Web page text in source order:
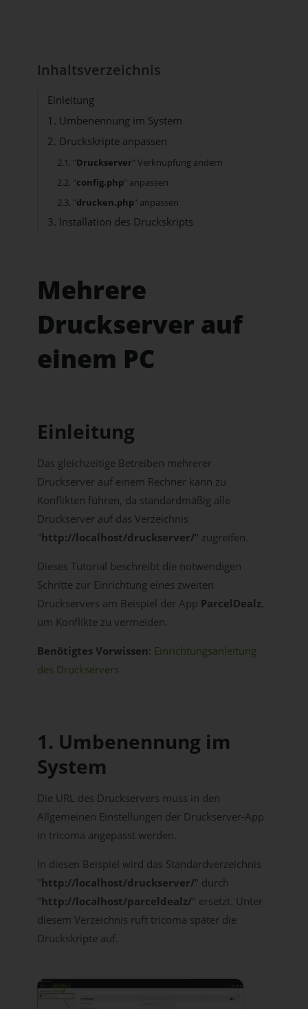
Inhaltsverzeichnis
Einleitung
1. Umbenennung im System
2. Druckskripte anpassen
2.1. "Druckserver" Verknüpfung ändern
2.2. "config.php" anpassen
2.3. "drucken.php" anpassen
3. Installation des Druckskripts
Mehrere
Druckserver auf
einem PC
Einleitung
Das gleichzeitige Betreiben mehrerer
Druckserver auf einem Rechner kann zu
Konflikten führen, da standardmäßig alle
Druckserver auf das Verzeichnis
"http://localhost/druckserver/" zugreifen.
Dieses Tutorial beschreibt die notwendigen
Schritte zur Einrichtung eines zweiten
Druckservers am Beispiel der App ParcelDealz,
um Konflikte zu vermeiden.
Benötigtes Vorwissen: Einrichtungsanleitung
des Druckservers
1. Umbenennung im
System
Die URL des Druckservers muss in den
Allgemeinen Einstellungen der Druckserver-App
in tricoma angepasst werden.
In diesen Beispiel wird das Standardverzeichnis
"http://localhost/druckserver/" durch
"http://localhost/parceldealz/" ersetzt. Unter
diesem Verzeichnis ruft tricoma später die
Druckskripte auf.